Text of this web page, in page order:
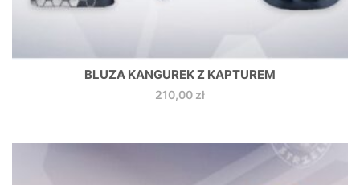
BLUZA KANGUREK Z KAPTUREM
210,00 zł